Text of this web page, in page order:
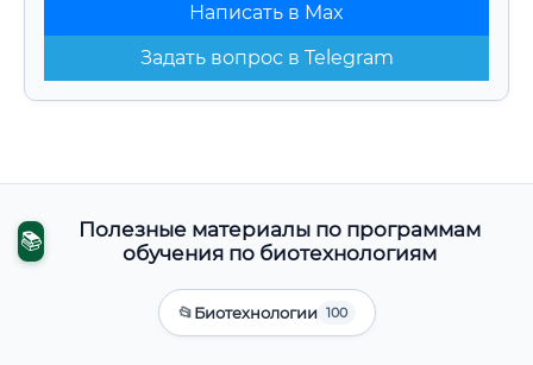
Написать в Max
Задать вопрос в Telegram
📚
Полезные материалы по программам
обучения по биотехнологиям
📂Биотехнологии 100